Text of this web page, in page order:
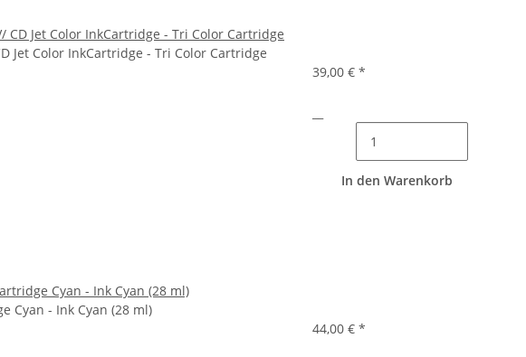
CD Jet Color InkCartridge - Tri Color Cartridge
Jet Color InkCartridge - Tri Color Cartridge
39,00 € *
In den Warenkorb
Cyan - Ink Cyan (28 ml)
Cyan - Ink Cyan (28 ml)
44,00 € *